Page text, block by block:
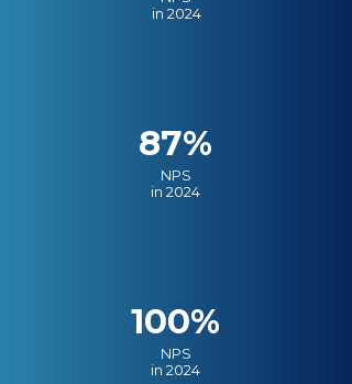
in 2024
87%
NPS
in 2024
100%
NPS
in 2024